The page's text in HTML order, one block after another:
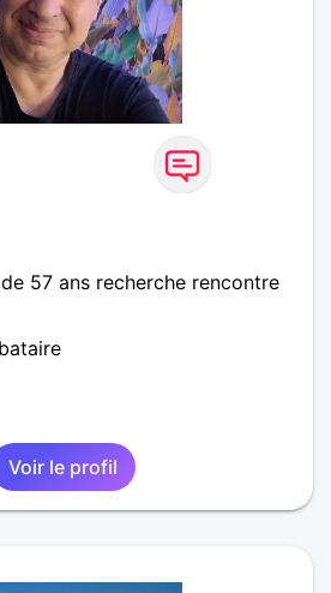
57 ans recherche rencontre
Voir le profil